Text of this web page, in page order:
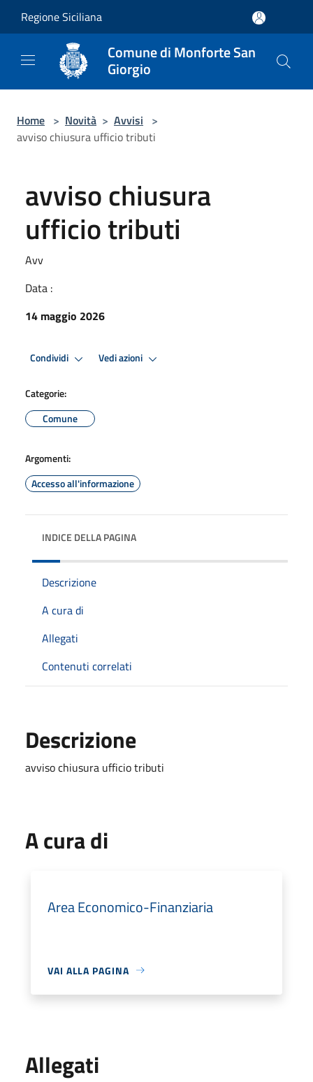
Regione Siciliana
Comune di Monforte San
Giorgio
Home > Novità > Avvisi >
avviso chiusura ufficio tributi
avviso chiusura
ufficio tributi
Avv
Data :
14 maggio 2026
Condividi Vedi azioni
Categorie:
Comune
Argomenti:
Accesso all'informazione
INDICE DELLA PAGINA
Descrizione
A cura di
Allegati
Contenuti correlati
Descrizione
avviso chiusura ufficio tributi
A cura di
Area Economico-Finanziaria
VAI ALLA PAGINA
Allegati